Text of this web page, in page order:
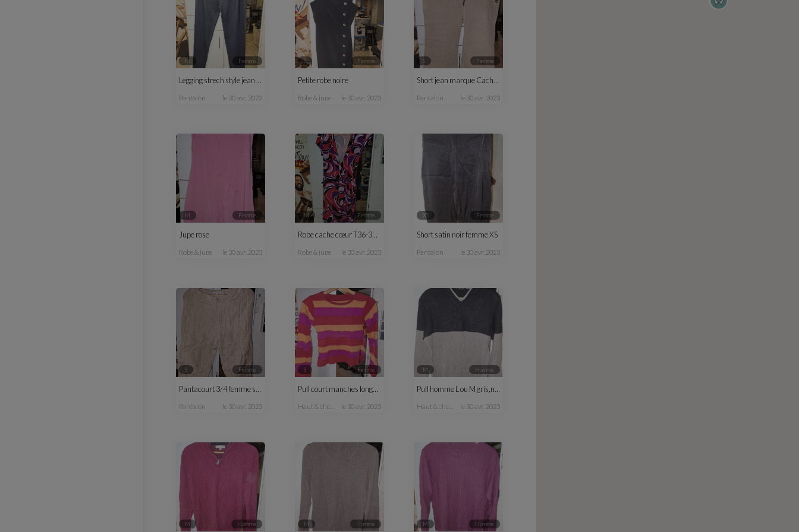
M femme
Legging strech style jean T38-40
pantalon le 30 avr. 2023
S femme
Petite robe noire
robe & jupe le 30 avr. 2023
S femme
Short jean marque Cachou S
pantalon le 30 avr. 2023
M femme
Jupe rose
robe & jupe le 30 avr. 2023
M femme
Robe cache cœur T36-38 colorée
robe & jupe le 30 avr. 2023
XS femme
Short satin noir femme XS
pantalon le 30 avr. 2023
S femme
Pantacourt 3/4 femme satin beige été
pantalon le 30 avr. 2023
S femme
Pull court manches longues fantaisie femme
haut & chemisier le 30 avr. 2023
M homme
Pull homme L ou M gris,noir
haut & chemise le 30 avr. 2023
M homme M homme M homme